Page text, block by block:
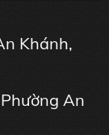
Khánh,
An